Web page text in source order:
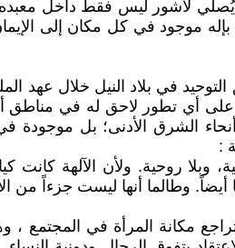
لآشور ليس فقط داخل معبده
بإله موجود في كل مكان إلى
على أي تطور لاحق له في مناطق
الشرق الأدنى؛ بل
:
وبلا روحية. ولأن الآلهة
وطالما أنها ليست جزءاً من
مكانة المرأة في المجتمع